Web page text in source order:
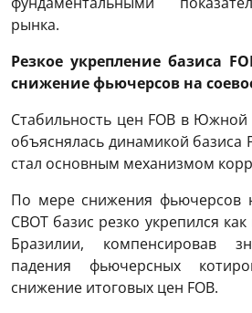
рынка.
Резкое укрепление базиса
снижение фьючерсов на
Стабильность цен FOB в
объяснялась динамикой базиса
стал основным механизмом
По мере снижения фьючерсов
CBOT базис резко укрепился
Бразилии, компенсировав
падения фьючерсных
снижение итоговых цен FOB.